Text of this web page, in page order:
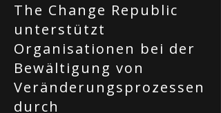
The Change Republic
unterstützt
Organisationen bei der
Bewältigung von
Veränderungsprozessen
durch